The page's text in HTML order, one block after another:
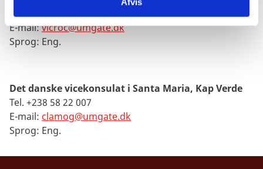
Tel. +238 242 2662
E-mail:vicroc@umgate.dk
Sprog: Eng.
Det danske vicekonsulat i Santa Maria, Kap Verde
Tel. +238 58 22 007
E-mail: clamog@umgate.dk
Sprog: Eng.